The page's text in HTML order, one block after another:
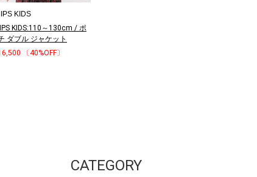
KIDS
KIDS:110～130cm / ポ
ダブル ジャケット
〔40%OFF〕
CATEGORY